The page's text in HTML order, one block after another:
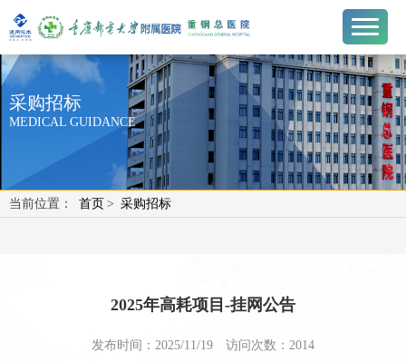
采购招标
MEDICAL GUIDANCE
当前位置： 首页 > 采购招标
2025年高耗项目-挂网公告
发布时间：2025/11/19 访问次数： 2014